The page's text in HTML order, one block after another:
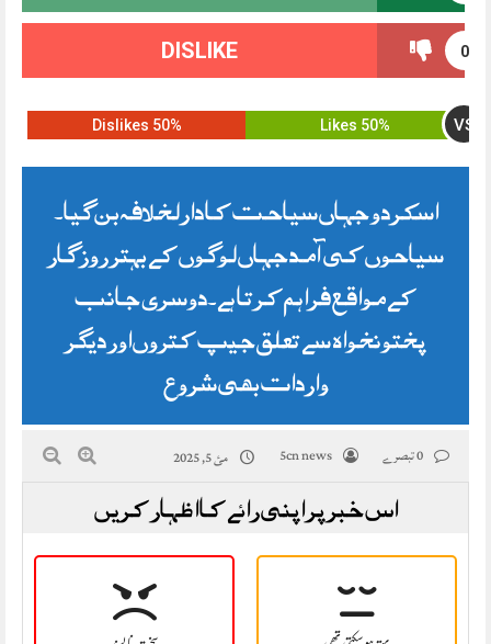
0
DISLIKE
50% Likes VS
50% Dislikes
اسکردو جہاں سیاحت کا دارلخلافہ بن گیا۔
سیاحوں کی آمد جہاں لوگوں کے بہتر روز گار
کے مواقع فراہم کرتا ہے۔دوسری جانب
پختونخواہ سے تعلق جیپ کتروں اور دیگر
واردات بھی شروع
5cn news مئ 5, 2025
اس خبر پر اپنی رائے کا اظہار کریں